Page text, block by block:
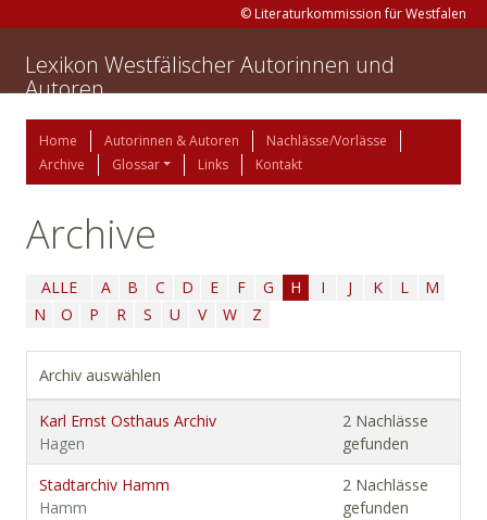
© Literaturkommission für Westfalen
Lexikon Westfälischer Autorinnen und
Autoren
Home Autorinnen & Autoren
Nachlässe/Vorlässe
Archive
Glossar Links Kontakt
Archive
ALLE A B C D E F G H I J K L
M
N
O P R S U V W Z
Archiv auswählen
Karl Ernst Osthaus Archiv
Hagen
2 Nachlässe
gefunden
Stadtarchiv Hamm
Hamm
2 Nachlässe
gefunden